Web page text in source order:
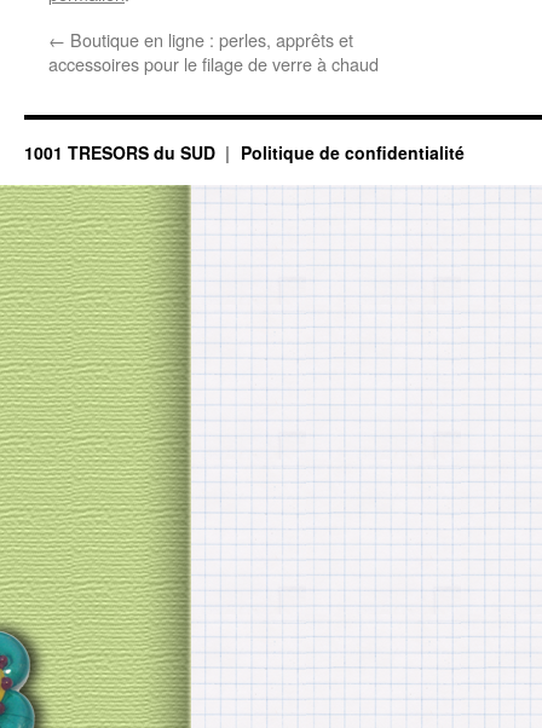
← Boutique en ligne : perles, apprêts et
accessoires pour le filage de verre à chaud
1001 TRESORS du SUD Politique de confidentialité